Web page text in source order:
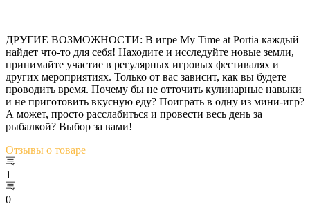
ДРУГИЕ ВОЗМОЖНОСТИ: В игре My Time at Portia каждый
найдет что-то для себя! Находите и исследуйте новые земли,
принимайте участие в регулярных игровых фестивалях и
других мероприятиях. Только от вас зависит, как вы будете
проводить время. Почему бы не отточить кулинарные навыки
и не приготовить вкусную еду? Поиграть в одну из мини-игр?
А может, просто расслабиться и провести весь день за
рыбалкой? Выбор за вами!
Отзывы о товаре
1
0